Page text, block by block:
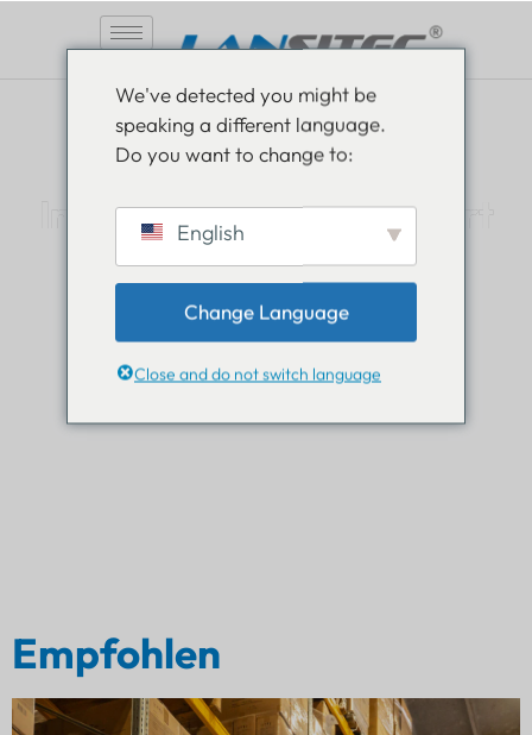
Informiert sein, informiert
bleiben
Lesen Sie alles über die Neuigkeiten aus der Welt
von Lansitec und bleiben Sie immer einen Schritt
Empfohlen
We've detected you might be
speaking a different language.
Do you want to change to:
English
Change Language
Close and do not switch language